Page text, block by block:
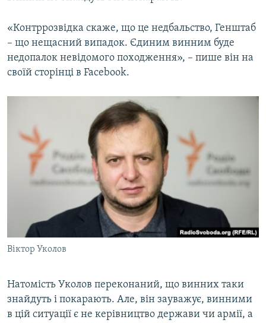
«Контррозвідка скаже, що це недбальство, Генштаб
– що нещасний випадок. Єдиним винним буде
недопалок невідомого походження», – пише він на
своїй сторінці в Facebook.
Віктор Уколов
Натомість Уколов переконаний, що винних таки
знайдуть і покарають. Але, він зауважує, винними
в цій ситуації є не керівництво держави чи армії, а